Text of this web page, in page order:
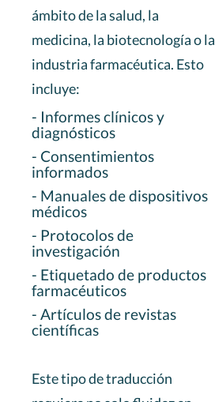
ámbito de la salud, la
medicina, la biotecnología o la
industria farmacéutica. Esto
incluye:
- Informes clínicos y
diagnósticos
- Consentimientos
informados
- Manuales de dispositivos
médicos
- Protocolos de
investigación
- Etiquetado de productos
farmacéuticos
- Artículos de revistas
científicas
Este tipo de traducción